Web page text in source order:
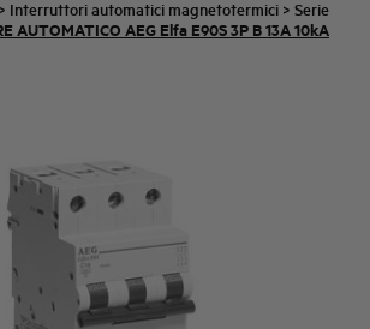
> Interruttori automatici magnetotermici > Serie
AUTOMATICO AEG Elfa E90S 3P B 13A 10kA